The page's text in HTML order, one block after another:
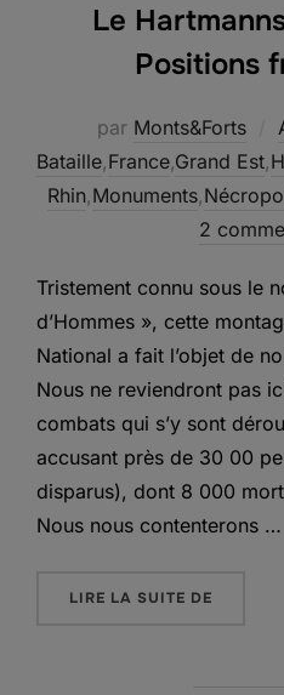
Le
Positions
par Monts&Forts
Bataille,France,Grand Est,
Rhin,Monuments,
2
Tristement connu sous le
d’Hommes », cette
National a fait l’objet de
Nous ne reviendront pas
combats qui s’y sont
accusant près de 30 00
disparus), dont 8 000
Nous nous contenterons …
LIRE LA SUITE DE